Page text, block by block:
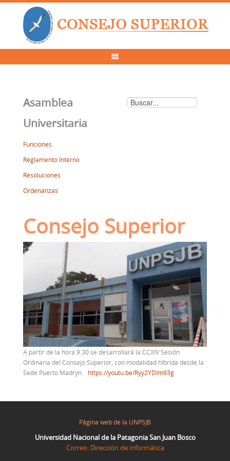
Asamblea
Universitaria
Funciones
Reglamento Interno
Resoluciones
Ordenanzas
Consejo Superior
A partir de la hora 9.30 se desarrollará la CCXIV Sesión
Ordinaria del Consejo Superior, con modalidad híbrida desde la
Sede Puerto Madryn. https://youtu.be/Ryy2YDIm93g
Página web de la UNPSJB
Universidad Nacional de la Patagonia San Juan Bosco
Correo: Dirección de informática